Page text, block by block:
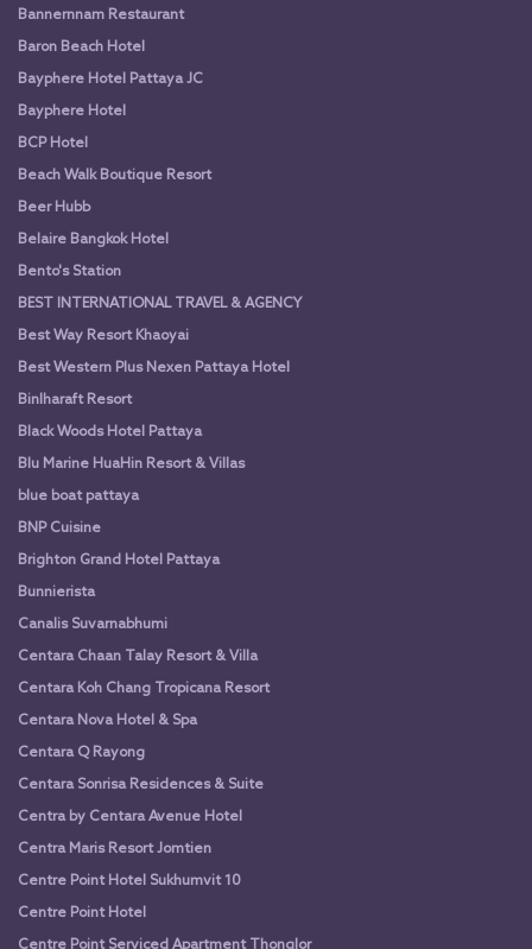
Bannernnam Restaurant
Baron Beach Hotel
Bayphere Hotel Pattaya JC
Bayphere Hotel
BCP Hotel
Beach Walk Boutique Resort
Beer Hubb
Belaire Bangkok Hotel
Bento's Station
BEST INTERNATIONAL TRAVEL & AGENCY
Best Way Resort Khaoyai
Best Western Plus Nexen Pattaya Hotel
Binlharaft Resort
Black Woods Hotel Pattaya
Blu Marine HuaHin Resort & Villas
blue boat pattaya
BNP Cuisine
Brighton Grand Hotel Pattaya
Bunnierista
Canalis Suvarnabhumi
Centara Chaan Talay Resort & Villa
Centara Koh Chang Tropicana Resort
Centara Nova Hotel & Spa
Centara Q Rayong
Centara Sonrisa Residences & Suite
Centra by Centara Avenue Hotel
Centra Maris Resort Jomtien
Centre Point Hotel Sukhumvit 10
Centre Point Hotel
Centre Point Serviced Apartment Thonglor